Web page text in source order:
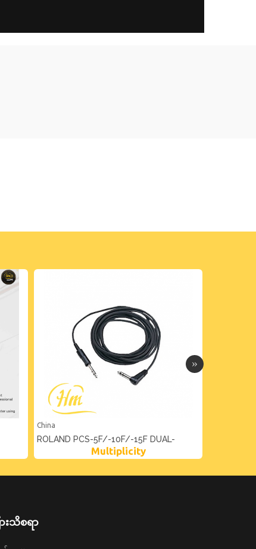
China
ROLAND PCS-5F/-10F/-15F DUAL-
TRIGGER CABLESMultiplicity
းသိစရာ